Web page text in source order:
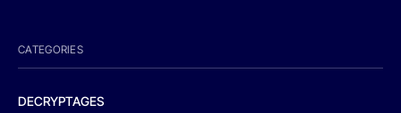
CATEGORIES
DECRYPTAGES